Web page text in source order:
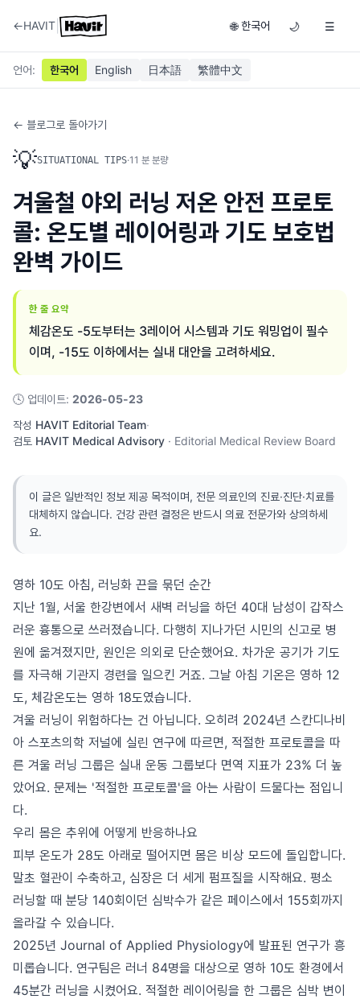
←HAVIT 🌐 한국어 🌙 ☰
언어: 한국어 English 日本語 繁體中文
← 블로그로 돌아가기
💡SITUATIONAL TIPS·11 분 분량
겨울철 야외 러닝 저온 안전 프로토
콜: 온도별 레이어링과 기도 보호법
완벽 가이드
한 줄 요약
체감온도 -5도부터는 3레이어 시스템과 기도 워밍업이 필수
이며, -15도 이하에서는 실내 대안을 고려하세요.
🕓 업데이트: 2026-05-23
작성 HAVIT Editorial Team·
검토 HAVIT Medical Advisory · Editorial Medical Review Board
이 글은 일반적인 정보 제공 목적이며, 전문 의료인의 진료·진단·치료를
대체하지 않습니다. 건강 관련 결정은 반드시 의료 전문가와 상의하세
요.
영하 10도 아침, 러닝화 끈을 묶던 순간
지난 1월, 서울 한강변에서 새벽 러닝을 하던 40대 남성이 갑작스
러운 흉통으로 쓰러졌습니다. 다행히 지나가던 시민의 신고로 병
원에 옮겨졌지만, 원인은 의외로 단순했어요. 차가운 공기가 기도
를 자극해 기관지 경련을 일으킨 거죠. 그날 아침 기온은 영하 12
도, 체감온도는 영하 18도였습니다.
겨울 러닝이 위험하다는 건 아닙니다. 오히려 2024년 스칸디나비
아 스포츠의학 저널에 실린 연구에 따르면, 적절한 프로토콜을 따
른 겨울 러닝 그룹은 실내 운동 그룹보다 면역 지표가 23% 더 높
았어요. 문제는 '적절한 프로토콜'을 아는 사람이 드물다는 점입니
다.
우리 몸은 추위에 어떻게 반응하나요
피부 온도가 28도 아래로 떨어지면 몸은 비상 모드에 돌입합니다.
말초 혈관이 수축하고, 심장은 더 세게 펌프질을 시작해요. 평소
러닝할 때 분당 140회이던 심박수가 같은 페이스에서 155회까지
올라갈 수 있습니다.
2025년 Journal of Applied Physiology에 발표된 연구가 흥
미롭습니다. 연구팀은 러너 84명을 대상으로 영하 10도 환경에서
45분간 러닝을 시켰어요. 적절한 레이어링을 한 그룹은 심박 변이